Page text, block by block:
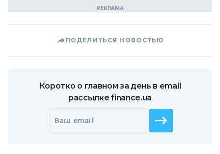
ПОДЕЛИТЬСЯ НОВОСТЬЮ
Коротко о главном за день в email
рассылке finance.ua
Ваш email